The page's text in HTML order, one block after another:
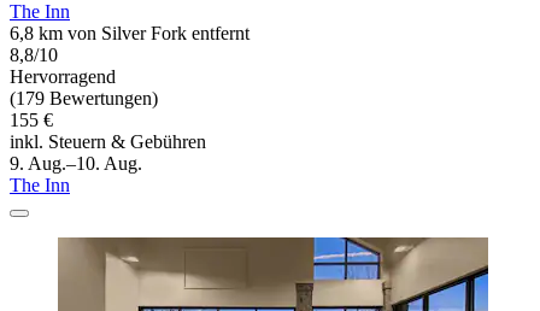
The Inn
6,8 km von Silver Fork entfernt
8,8/10
Hervorragend
(179 Bewertungen)
155 €
inkl. Steuern & Gebühren
9. Aug.–10. Aug.
The Inn